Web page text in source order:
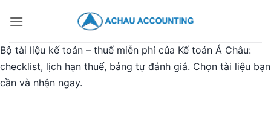
Bộ tài liệu kế toán – thuế miễn phí của Kế toán Á Châu:
checklist, lịch hạn thuế, bảng tự đánh giá. Chọn tài liệu bạn
cần và nhận ngay.